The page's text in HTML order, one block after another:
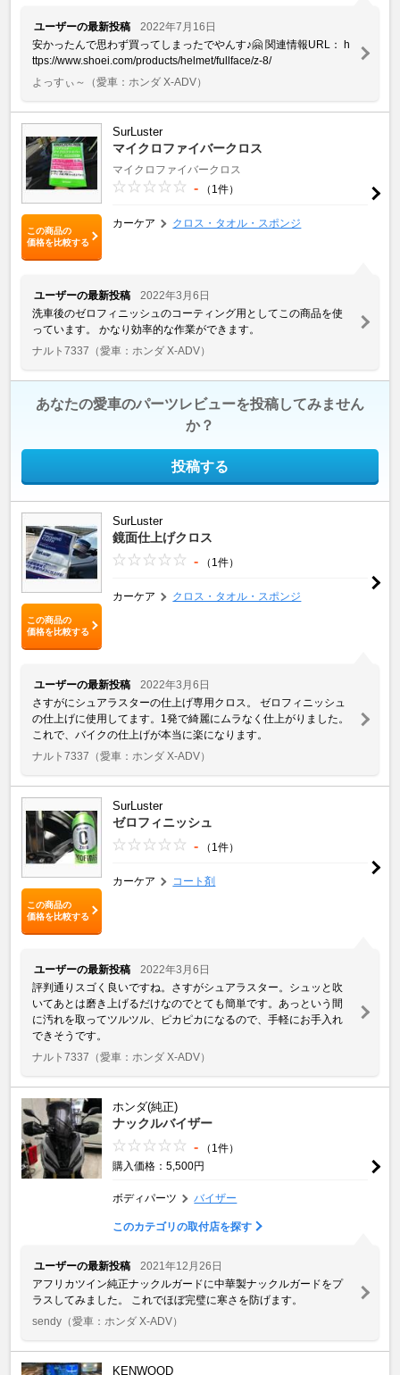
ユーザーの最新投稿
2022年7月16日
安かったんで思わず買ってしまったでやんす♪🤗 関連情報URL： h
ttps://www.shoei.com/products/helmet/fullface/z-8/
よっすぃ～
（愛車：ホンダ X-ADV）
この商品の
価格を比較する
SurLuster
マイクロファイバークロス
マイクロファイバークロス
- （1件）
カーケア クロス・タオル・スポンジ
ユーザーの最新投稿
2022年3月6日
洗車後のゼロフィニッシュのコーティング用としてこの商品を使
っています。 かなり効率的な作業ができます。
ナルト7337 （愛車：ホンダ X-ADV）
あなたの愛車のパーツレビューを投稿してみません
か？
投稿する
この商品の
価格を比較する
SurLuster
鏡面仕上げクロス
- （1件）
カーケア クロス・タオル・スポンジ
ユーザーの最新投稿
2022年3月6日
さすがにシュアラスターの仕上げ専用クロス。 ゼロフィニッシュ
の仕上げに使用してます。1発で綺麗にムラなく仕上がりました。
これで、バイクの仕上げが本当に楽になります。
ナルト7337 （愛車：ホンダ X-ADV）
この商品の
価格を比較する
SurLuster
ゼロフィニッシュ
- （1件）
カーケア コート剤
ユーザーの最新投稿
2022年3月6日
評判通りスゴく良いですね。さすがシュアラスター。シュッと吹
いてあとは磨き上げるだけなのでとても簡単です。あっという間
に汚れを取ってツルツル、ピカピカになるので、手軽にお手入れ
できそうです。
ナルト7337 （愛車：ホンダ X-ADV）
ホンダ(純正)
ナックルバイザー
-
（1件）
購入価格：5,500円
ボディパーツ バイザー
このカテゴリの取付店を探す
ユーザーの最新投稿
2021年12月26日
アフリカツイン純正ナックルガードに中華製ナックルガードをプ
ラスしてみました。 これでほぼ完璧に寒さを防げます。
sendy （愛車：ホンダ X-ADV）
KENWOOD